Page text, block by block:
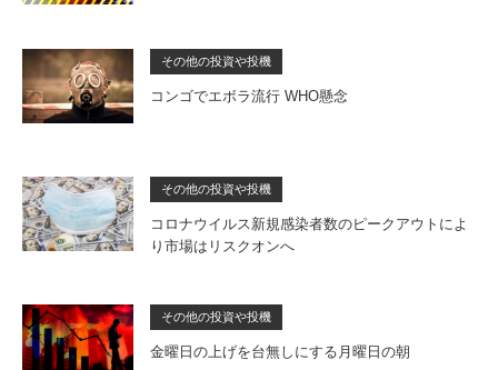
その他の投資や投機
コンゴでエボラ流行 WHO懸念
その他の投資や投機
コロナウイルス新規感染者数のピークアウトによ
り市場はリスクオンへ
その他の投資や投機
金曜日の上げを台無しにする月曜日の朝